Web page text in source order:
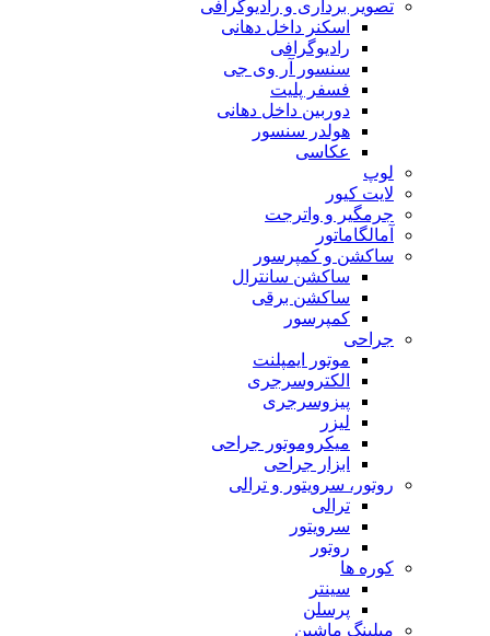
تصویر برداری و رادیوگرافی
اسکنر داخل دهانی
رادیوگرافی
سنسور آر وی جی
فسفر پلیت
دوربین داخل دهانی
هولدر سنسور
عکاسی
لوپ
لایت کیور
جرمگیر و واترجت
آمالگاماتور
ساکشن و کمپرسور
ساکشن سانترال
ساکشن برقی
کمپرسور
جراحی
موتور ایمپلنت
الکتروسرجری
پیزوسرجری
لیزر
میکروموتور جراحی
ابزار جراحی
روتور، سرویتور و ترالی
ترالی
سرویتور
روتور
کوره ها
سینتر
پرسلن
میلینگ ماشین